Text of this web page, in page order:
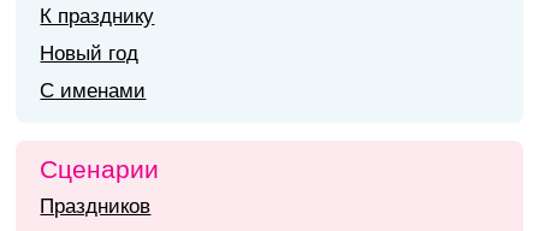
К празднику
Новый год
С именами
Сценарии
Праздников